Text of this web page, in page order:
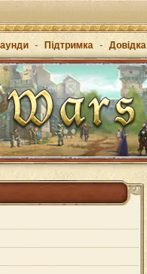
- Підтримка - Довідка